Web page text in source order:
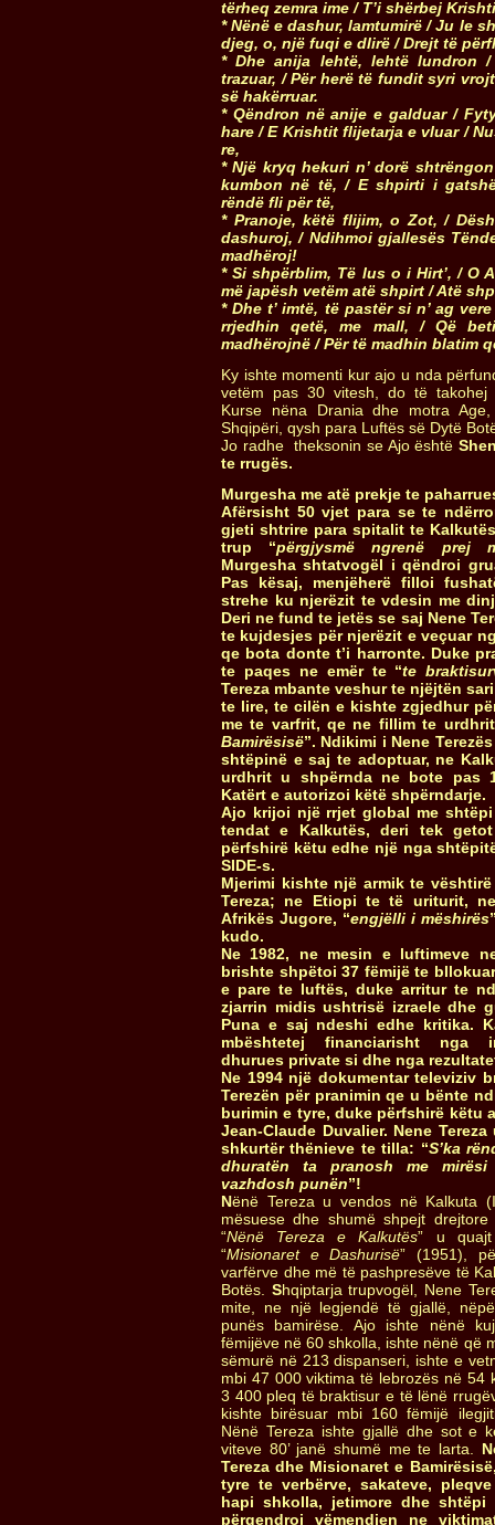
tërheq zemra ime / T’i shërbej
* Nënë e dashur, lamtumirë /Ju le
djeg, o, një fuqi e dlirë /Drejt të
*Dhe anija lehtë, lehtë lundron
trazuar, /Për herë të fundit syri
së hakërruar.
* Qëndron në anije e galduar/
hare /E Krishtit flijetarja e vluar/
re,
*Një kryq hekuri n’ dorë shtrëngon
kumbon në të, / E shpirti i
rëndë fli për të,
* Pranoje, këtë flijim, o Zot, /
dashuroj, / Ndihmoi gjallesës
madhëroj!
*Si shpërblim, Të lus o i Hirt’, /O
më japësh vetëm atë shpirt /Atë
*Dhe t’ imtë, të pastër si n’ ag
rrjedhin qetë, me mall, /Që
madhërojnë /Për të madhin blatim
Ky ishte momenti kur ajo u nda
vetëm pas 30 vitesh, do të takohej
Kurse nëna Drania dhe motra
Shqipëri, qysh para Luftës së Dytë
Jo radhe theksonin se Ajo është
te rrugës.
Murgesha me atë prekje te
Afërsisht 50 vjet para se te
gjeti shtrire para spitalit te
trup “përgjysmë ngrenë prej
Murgesha shtatvogël i qëndroi
Pas kësaj, menjëherë filloi
strehe ku njerëzit te vdesin me
Deri ne fund te jetës se saj Nene
te kujdesjes për njerëzit e veçuar
qe bota donte t’i harronte. Duke
te paqes ne emër te “te
Tereza mbante veshur te njëjtën
te lire, te cilën e kishte zgjedhur
me te varfrit, qe ne fillim te
Bamirësisë”. Ndikimi i Nene
shtëpinë e saj te adoptuar, ne
urdhrit u shpërnda ne bote pas
Katërt e autorizoi këtë shpërndarje.
Ajo krijoi një rrjet global me
tendat e Kalkutës, deri tek
përfshirë këtu edhe një nga
SIDE-s.
Mjerimi kishte një armik te
Tereza; ne Etiopi te të uriturit,
Afrikës Jugore, “engjëlli i mëshirës
kudo.
Ne 1982, ne mesin e luftimeve
brishte shpëtoi 37 fëmijë te
e pare te luftës, duke arritur te
zjarrin midis ushtrisë izraele dhe
Puna e saj ndeshi edhe kritika.
mbështetej financiarisht nga
dhurues private si dhe nga
Ne 1994 një dokumentar televiziv
Terezën për pranimin qe u bënte
burimin e tyre, duke përfshirë këtu
Jean-Claude Duvalier. Nene
shkurtër thënieve te tilla: “S’ka
dhuratën ta pranosh me
vazhdosh punën”!
Nënë Tereza u vendos në Kalkuta
mësuese dhe shumë shpejt
“Nënë Tereza e Kalkutës” u quajt
“Misionaret e Dashurisë” (1951),
varfërve dhe më të pashpresëve të
Botës. Shqiptarja trupvogël, Nene
mite, ne një legjendë të gjallë,
punës bamirëse. Ajo ishte nënë
fëmijëve në 60 shkolla, ishte nënë që
sëmurë në 213 dispanseri, ishte e
mbi 47 000 viktima të lebrozës në 54
3 400 pleq të braktisur e të lënë
kishte birësuar mbi 160 fëmijë
Nënë Tereza ishte gjallë dhe sot e
viteve 80’ janë shumë me te larta.
Tereza dhe Misionaret e
tyre te verbërve, sakateve,
hapi shkolla, jetimore dhe
përqendroi vëmendjen ne